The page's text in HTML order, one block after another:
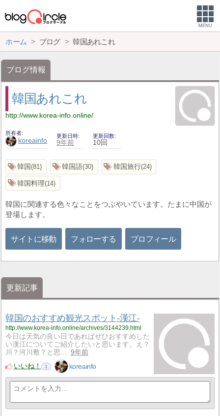
MENU
ホーム ブログ 韓国あれこれ
ブログ情報
韓国あれこれ
http://www.korea-info.online/
所有者
koreainfo
更新日時
9年前
更新回数
10回
韓国 81 韓国語 30 韓国旅行 24
韓国料理 14
韓国に関連する色々なことをつぶやいています。たまに中国が
登場します。
サイトに移動 フォローする プロフィール
更新記事
韓国のおすすめ観光スポット-漢江-
http://www.korea-info.online/archives/3144239.html
今日は天気の良い日であればぜひおすすめした
い漢江についてご紹介したいと思います。え？
川？河川敷？と思…
9年前
いいね！
1 koreainfo